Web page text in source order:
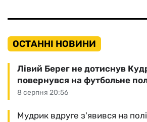
ОСТАННІ НОВИНИ
8 серпня 20:56
Лівий Берег не дотиснув
повернувся на футбольне
Мудрик вдруге з'явився на